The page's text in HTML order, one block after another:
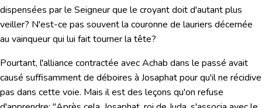
dispensées par le Seigneur que le croyant doit d'autant plus
veiller? N'est-ce pas souvent la couronne de lauriers décernée
au vainqueur qui lui fait tourner la tête?
Pourtant, l'alliance contractée avec Achab dans le passé avait
causé suffisamment de déboires à Josaphat pour qu'il ne récidive
pas dans cette voie. Mais il est des leçons qu'on refuse